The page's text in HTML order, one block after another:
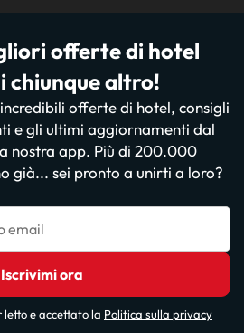
offerte di hotel
chiunque altro!
offerte di hotel, consigli
e gli ultimi aggiornamenti dal
nostra app. Più di 200.000
già... sei pronto a unirti a loro?
email
Iscrivimi ora
e accettato la Politica sulla privacy